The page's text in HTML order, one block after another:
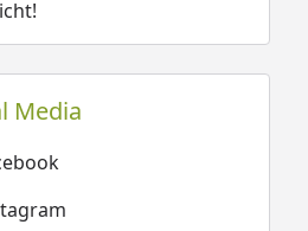
Media